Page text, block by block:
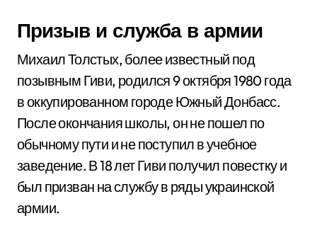
Призыв и служба в армии
Михаил Толстых, более известный под
позывным Гиви, родился 9 октября 1980 года
в оккупированном городе Южный Донбасс.
После окончания школы, он не пошел по
обычному пути и не поступил в учебное
заведение. В 18 лет Гиви получил повестку и
был призван на службу в ряды украинской
армии.